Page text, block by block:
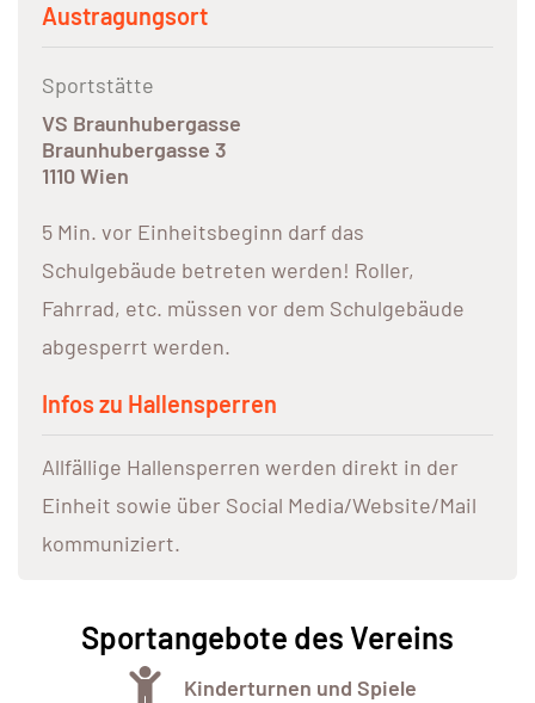
Austragungsort
Sportstätte
VS Braunhubergasse
Braunhubergasse 3
1110 Wien
5 Min. vor Einheitsbeginn darf das
Schulgebäude betreten werden! Roller,
Fahrrad, etc. müssen vor dem Schulgebäude
abgesperrt werden.
Infos zu Hallensperren
Allfällige Hallensperren werden direkt in der
Einheit sowie über Social Media/Website/Mail
kommuniziert.
Sportangebote des Vereins
Kinderturnen und Spiele